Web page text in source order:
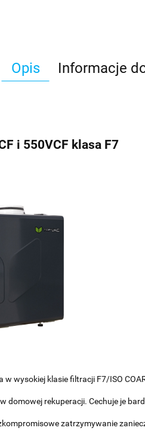
Opis Informacje
i 550VCF klasa F7
wysokiej klasie filtracji F7/ISO
domowej rekuperacji. Cechuje je
zatrzymywanie